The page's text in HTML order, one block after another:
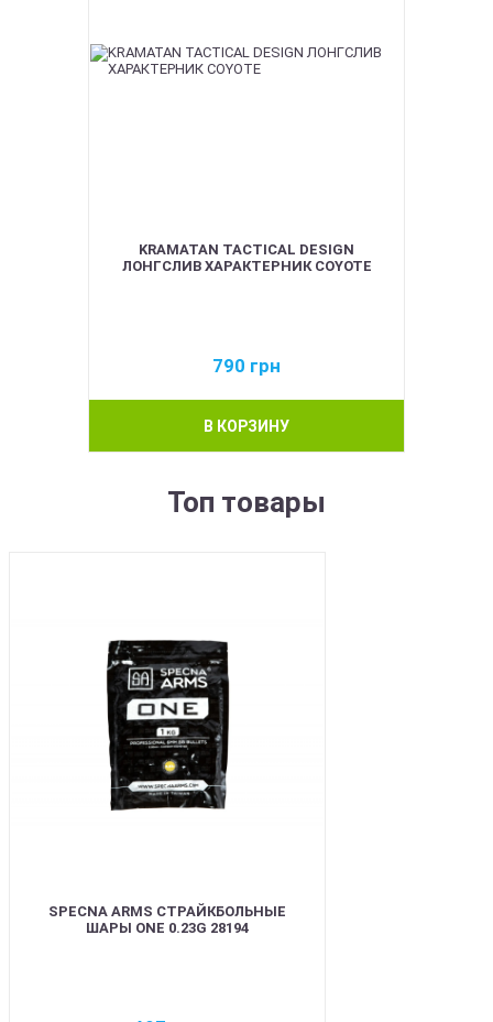
KRAMATAN TACTICAL DESIGN
ЛОНГСЛИВ ХАРАКТЕРНИК COYOTE
790 грн
В КОРЗИНУ
Топ товары
SPECNA ARMS СТРАЙКБОЛЬНЫЕ
ШАРЫ ONE 0.23G 28194